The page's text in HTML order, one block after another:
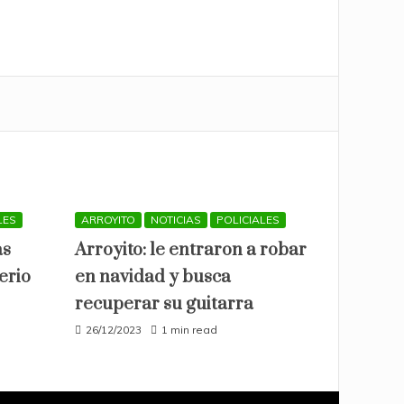
ARROYITO NOTICIAS POLICIALES
Arroyito: le entraron a robar
en navidad y busca
recuperar su guitarra
26/12/2023 1 min read